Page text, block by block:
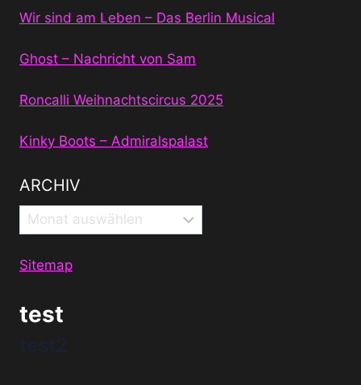
Wir sind am Leben – Das Berlin Musical
Ghost – Nachricht von Sam
Roncalli Weihnachtscircus 2025
Kinky Boots – Admiralspalast
ARCHIV
Archiv
Sitemap
test